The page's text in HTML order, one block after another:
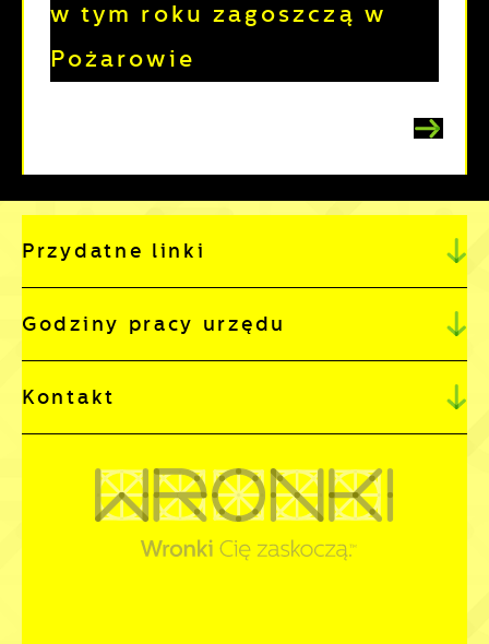
w tym roku zagoszczą w
Pożarowie
Przydatne linki
Godziny pracy urzędu
Kontakt